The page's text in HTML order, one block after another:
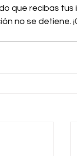
que recibas tus
no se detiene.